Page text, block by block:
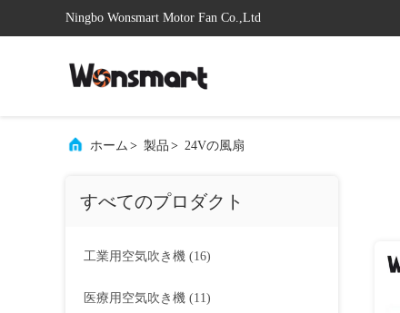
Ningbo Wonsmart Motor Fan Co.,Ltd
ホーム > 製品 > 24Vの風扇
すべてのプロダクト
工業用空気吹き機 (16)
医療用空気吹き機 (11)